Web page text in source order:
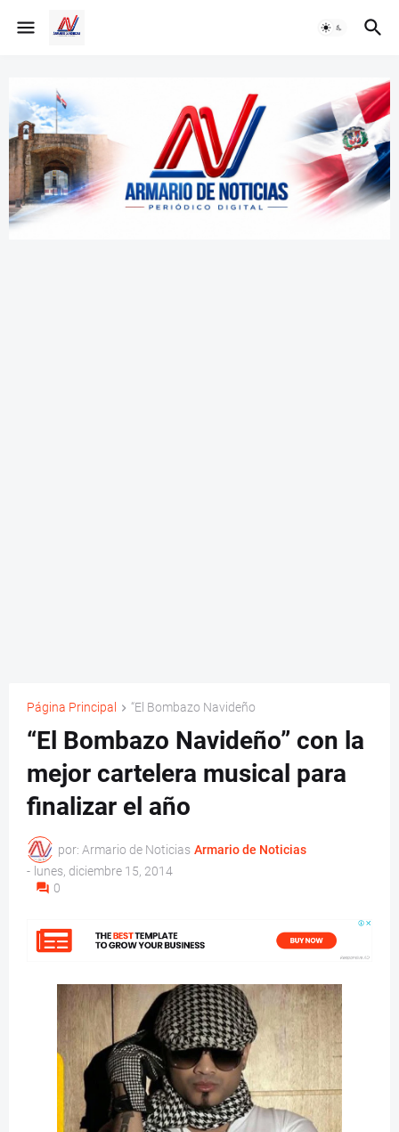
Página Principal “El Bombazo Navideño
“El Bombazo Navideño” con la
mejor cartelera musical para
finalizar el año
por: Armario de Noticias Armario de Noticias
- lunes, diciembre 15, 2014
0